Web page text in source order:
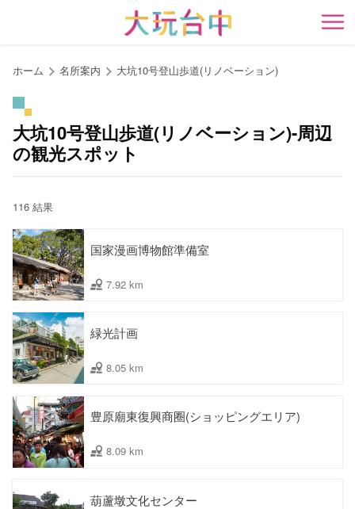
開
ホーム 名所案内 大坑10号登山歩道(リノベーション)
大坑10号登山歩道(リノベーション)-周辺
の観光スポット
116 結果
国家漫画博物館準備室
7.92 km
緑光計画
8.05 km
豊原廟東復興商圈(ショッピングエリア)
8.09 km
葫蘆墩文化センター